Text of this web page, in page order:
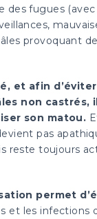
fugues (avec
provoquant
et afin
non castrés,
son matou.
pas
reste toujours
permet
et les infections